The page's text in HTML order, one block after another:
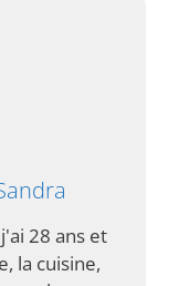
28 ans et
la cuisine,